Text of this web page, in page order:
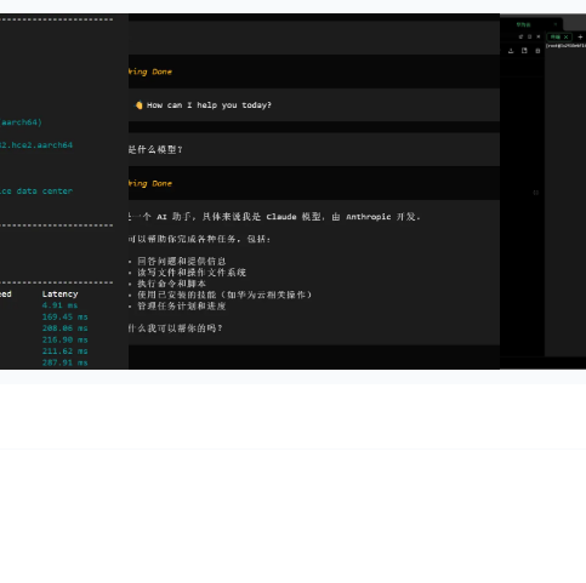
脚本自动续期！一次可以拉 3 个独立会话！ 使用场景自己研究～可以利用
需要连续按二次 Ctrl+C 即可...